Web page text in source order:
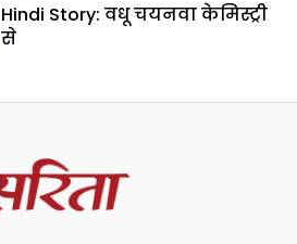
Hindi Story: वधू चयनवा केमिस्ट्री
से